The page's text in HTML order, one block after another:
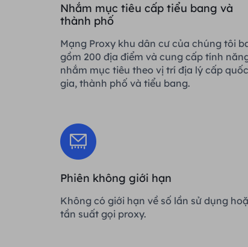
Nhắm mục tiêu cấp tiểu bang và
thành phố
Mạng Proxy khu dân cư của chúng tôi
gồm 200 địa điểm và cung cấp tính
nhắm mục tiêu theo vị trí địa lý cấp quốc
gia, thành phố và tiểu bang.
Phiên không giới hạn
Không có giới hạn về số lần sử dụng
tần suất gọi proxy.